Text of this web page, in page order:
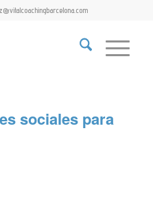
sociales para